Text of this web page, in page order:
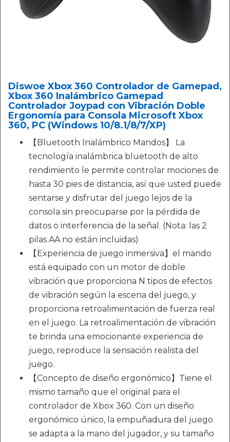
Diswoe Xbox 360 Controlador de Gamepad,
Xbox 360 Inalámbrico Gamepad
Controlador Joypad con Vibración Doble
Ergonomía para Consola Microsoft Xbox
360, PC (Windows 10/8.1/8/7/XP)
【Bluetooth Inalámbrico Mandos】 La
tecnología inalámbrica bluetooth de alto
rendimiento le permite controlar mociones de
hasta 30 pies de distancia, así que usted puede
sentarse y disfrutar del juego lejos de la
consola sin preocuparse por la pérdida de
datos o interferencia de la señal. (Nota: las 2
pilas AA no están incluidas)
【Experiencia de juego inmersiva】el mando
está equipado con un motor de doble
vibración que proporciona N tipos de efectos
de vibración según la escena del juego, y
proporciona retroalimentación de fuerza real
en el juego. La retroalimentación de vibración
te brinda una emocionante experiencia de
juego, reproduce la sensación realista del
juego.
【Concepto de diseño ergonómico】Tiene el
mismo tamaño que el original para el
controlador de Xbox 360. Con un diseño
ergonómico único, la empuñadura del juego
se adapta a la mano del jugador, y su tamaño